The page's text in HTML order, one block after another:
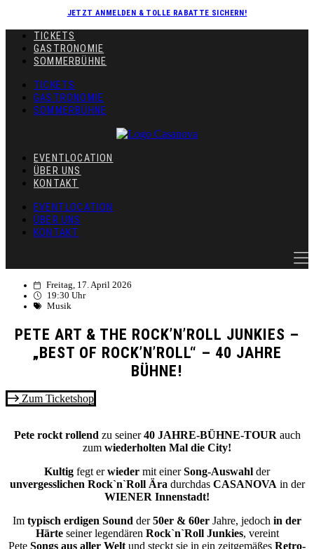
JETZT ANMELDEN & TOLLE RABATTE SICHERN!
TICKETS
GASTRONOMIE
SOMMERBÜHNE
TICKETS
GASTRONOMIE
SOMMERBÜHNE
EVENTLOCATION
ÜBER UNS
KONTAKT
EVENTLOCATION
ÜBER UNS
KONTAKT
Freitag, 17. April 2026
19:30 Uhr
Musik
PETE ART & THE ROCK’N’ROLL JUNKIES –
„BEST OF ROCK’N’ROLL“ – 40 JAHRE
BÜHNE!
Zum Ticketshop
Pete rockt rollend zu seiner40 JAHRE-BÜHNE-TOUR auch
zum wiederholten Mal die City!
Kultig fegt erwieder mit einerSong-Auswahl der
unvergesslichen Rock`n`Roll Ära durchdas CASANOVA in der
WIENER Innenstadt!
Im typisch erdigen Sound der50er & 60er Jahre, jedoch in der
Härteseiner legendären Rock`n`Roll Junkies, vereint
Pete Songs aus aller Welt und steckt sie in ein zeitgemäßes Retro-